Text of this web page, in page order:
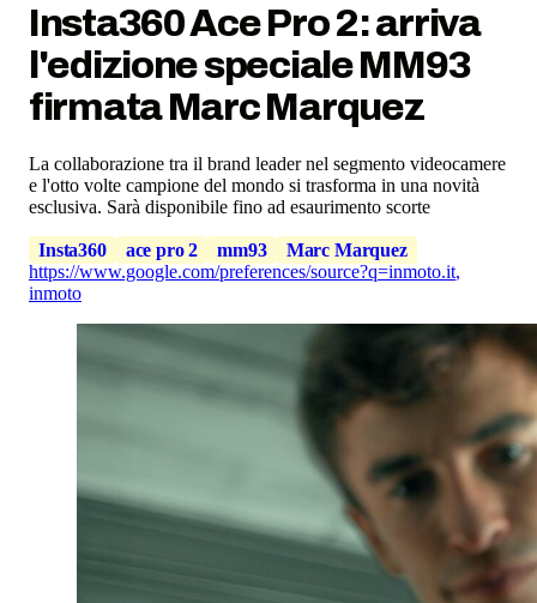
Insta360 Ace Pro 2: arriva
l'edizione speciale MM93
firmata Marc Marquez
La collaborazione tra il brand leader nel segmento videocamere
e l'otto volte campione del mondo si trasforma in una novità
esclusiva. Sarà disponibile fino ad esaurimento scorte
Insta360 ace pro 2 mm93
Marc Marquez
https://www.google.com/preferences/source?q=inmoto.it,
inmoto